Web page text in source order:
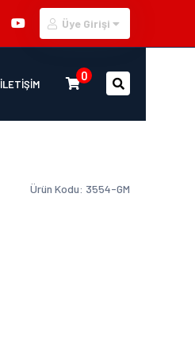
Üye Girişi
İLETİŞİM
0
Ürün Kodu: 3554-GM